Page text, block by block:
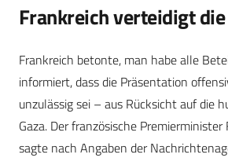
Frankreich verteidigt
Frankreich betonte, man habe alle
informiert, dass die Präsentation
unzulässig sei – aus Rücksicht auf die
Gaza. Der französische Premierminister
sagte nach Angaben der